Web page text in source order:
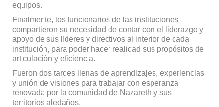
equipos.
Finalmente, los funcionarios de las instituciones
compartieron su necesidad de contar con el liderazgo y
apoyo de sus líderes y directivos al interior de cada
institución, para poder hacer realidad sus propósitos de
articulación y eficiencia.
Fueron dos tardes llenas de aprendizajes, experiencias
y unión de visiones para trabajar con esperanza
renovada por la comunidad de Nazareth y sus
territorios aledaños.